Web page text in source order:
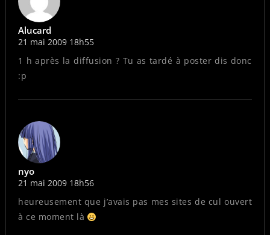
Alucard
21 mai 2009 18h55
1 h après la diffusion ? Tu as tardé à poster dis donc
:p
nyo
21 mai 2009 18h56
heureusement que j’avais pas mes sites de cul ouvert
à ce moment là